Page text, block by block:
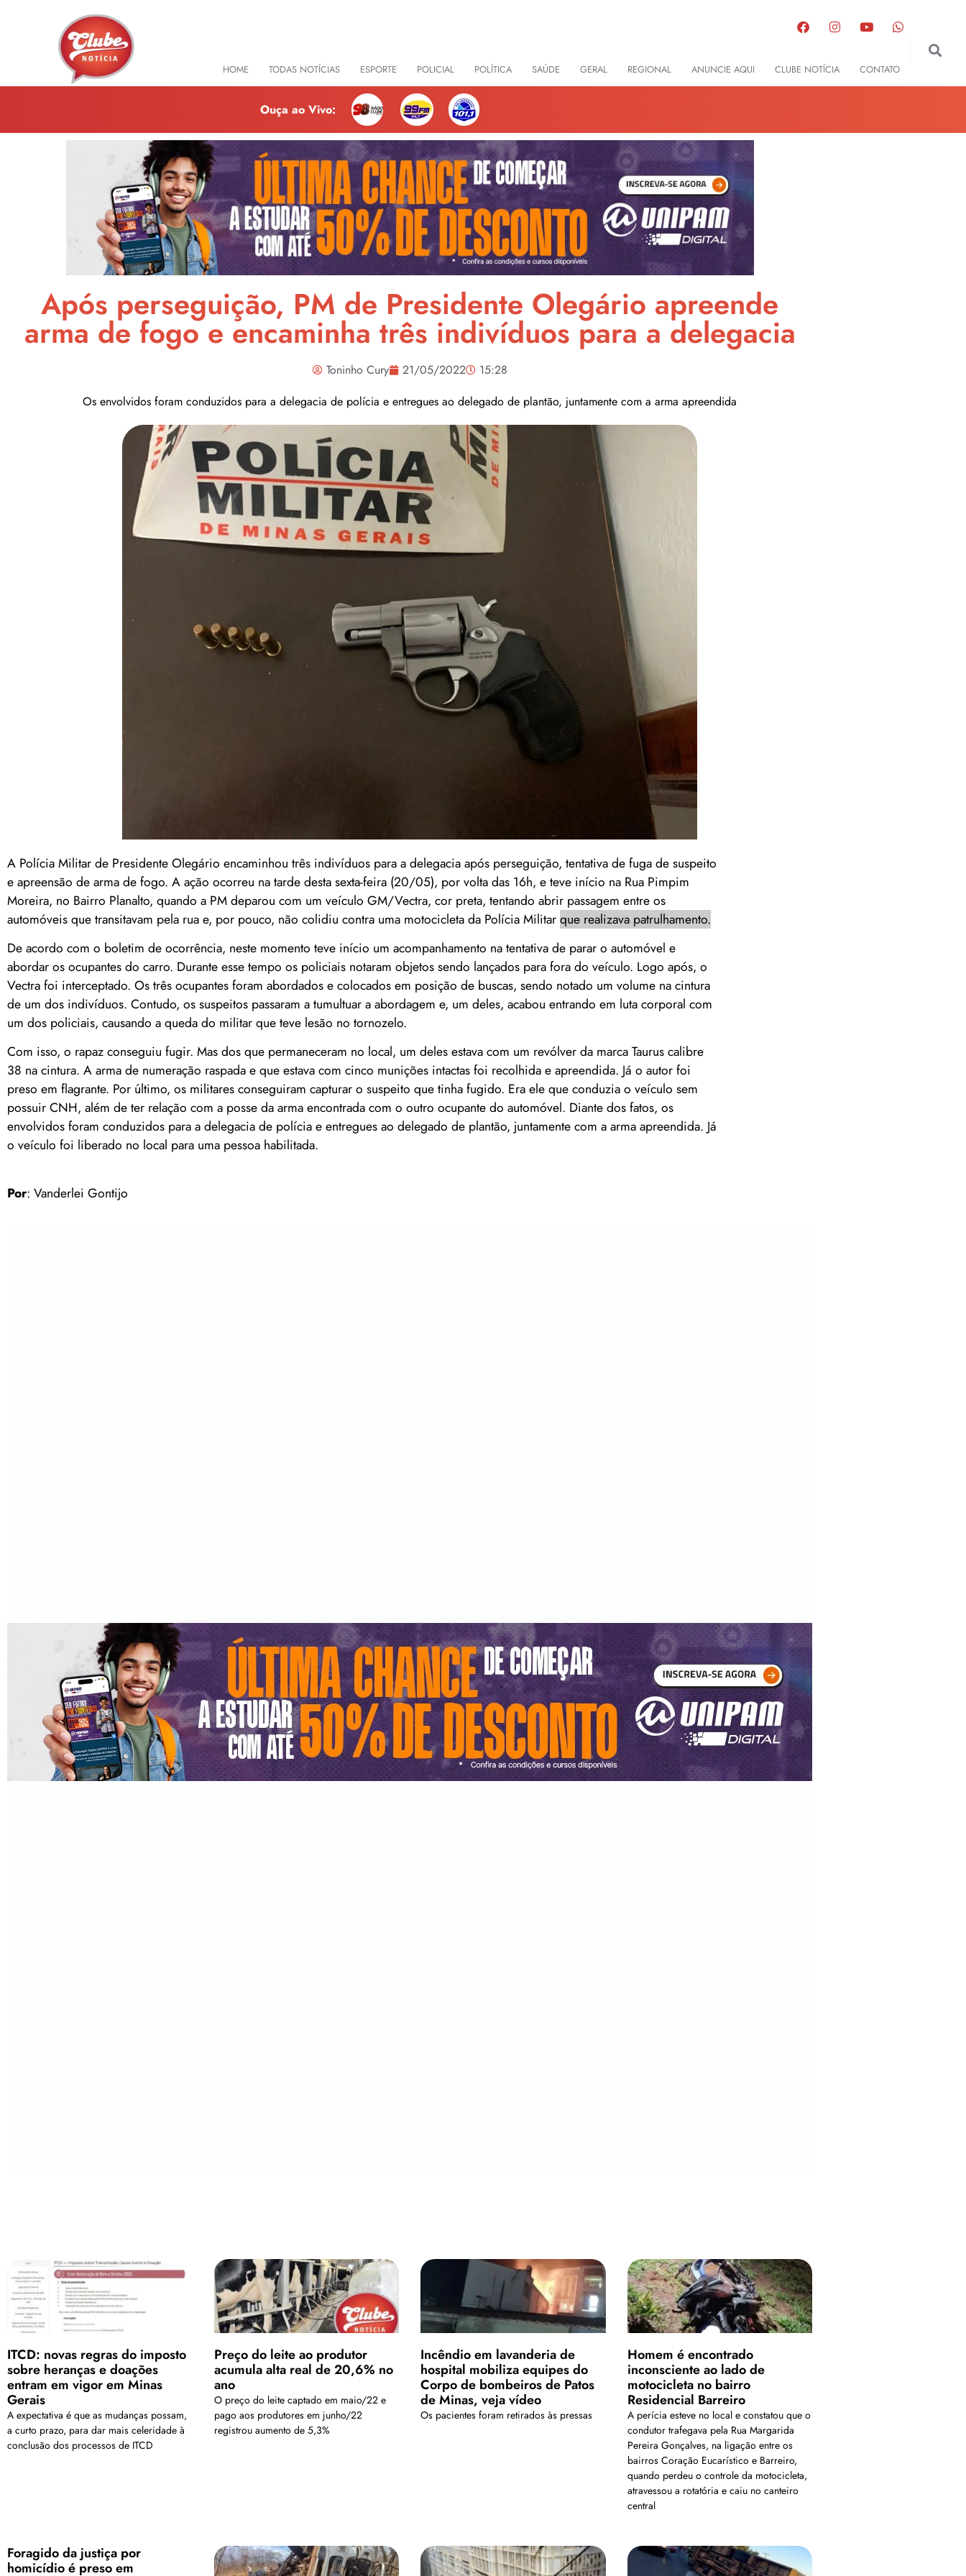
HOME TODAS NOTÍCIAS ESPORTE POLICIAL POLÍTICA SAÚDE GERAL REGIONAL ANUNCIE AQUI CLUBE NOTÍCIA CONTATO
Ouça ao Vivo:
Após perseguição, PM de Presidente Olegário apreende
arma de fogo e encaminha três indivíduos para a delegacia
Toninho Cury 21/05/2022
15:28
Os envolvidos foram conduzidos para a delegacia de polícia e entregues ao delegado de plantão, juntamente com a arma apreendida
A Polícia Militar de Presidente Olegário encaminhou três indivíduos para a delegacia após perseguição, tentativa de fuga de suspeito
e apreensão de arma de fogo. A ação ocorreu na tarde desta sexta-feira (20/05), por volta das 16h, e teve início na Rua Pimpim
Moreira, no Bairro Planalto, quando a PM deparou com um veículo GM/Vectra, cor preta, tentando abrir passagem entre os
automóveis que transitavam pela rua e, por pouco, não colidiu contra uma motocicleta da Polícia Militarque realizava patrulhamento.
De acordo com o boletim de ocorrência, neste momento teve início um acompanhamento na tentativa de parar o automóvel e
abordar os ocupantes do carro. Durante esse tempo os policiais notaram objetos sendo lançados para fora do veículo. Logo após, o
Vectra foi interceptado. Os três ocupantes foram abordados e colocados em posição de buscas, sendo notado um volume na cintura
de um dos indivíduos. Contudo, os suspeitos passaram a tumultuar a abordagem e, um deles, acabou entrando em luta corporal com
um dos policiais, causando a queda do militar que teve lesão no tornozelo.
Com isso, o rapaz conseguiu fugir. Mas dos que permaneceram no local, um deles estava com um revólver da marca Taurus calibre
38 na cintura. A arma de numeração raspada e que estava com cinco munições intactas foi recolhida e apreendida. Já o autor foi
preso em flagrante. Por último, os militares conseguiram capturar o suspeito que tinha fugido. Era ele que conduzia o veículo sem
possuir CNH, além de ter relação com a posse da arma encontrada com o outro ocupante do automóvel. Diante dos fatos, os
envolvidos foram conduzidos para a delegacia de polícia e entregues ao delegado de plantão, juntamente com a arma apreendida. Já
o veículo foi liberado no local para uma pessoa habilitada.
Por: Vanderlei Gontijo
ITCD: novas regras do imposto
sobre heranças e doações
entram em vigor em Minas
Gerais
A expectativa é que as mudanças possam,
a curto prazo, para dar mais celeridade à
conclusão dos processos de ITCD
Preço do leite ao produtor
acumula alta real de 20,6% no
ano
O preço do leite captado em maio/22 e
pago aos produtores em junho/22
registrou aumento de 5,3%
Incêndio em lavanderia de
hospital mobiliza equipes do
Corpo de bombeiros de Patos
de Minas, veja vídeo
Os pacientes foram retirados às pressas
Homem é encontrado
inconsciente ao lado de
motocicleta no bairro
Residencial Barreiro
A perícia esteve no local e constatou que o
condutor trafegava pela Rua Margarida
Pereira Gonçalves, na ligação entre os
bairros Coração Eucarístico e Barreiro,
quando perdeu o controle da motocicleta,
atravessou a rotatória e caiu no canteiro
central
Foragido da justiça por
homicídio é preso em